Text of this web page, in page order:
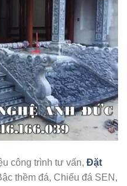
công trình tư vấn, Đặt
thềm đá, Chiếu đá SEN,